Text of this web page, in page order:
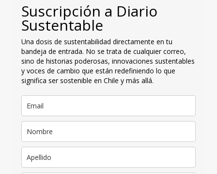
Suscripción a Diario
Sustentable
Una dosis de sustentabilidad directamente en tu
bandeja de entrada. No se trata de cualquier correo,
sino de historias poderosas, innovaciones sustentables
y voces de cambio que están redefiniendo lo que
significa ser sostenible en Chile y más allá.